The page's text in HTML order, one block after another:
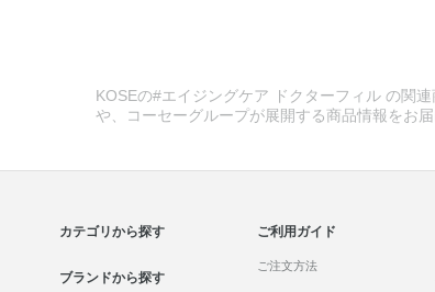
KOSEの#エイジングケア ドクターフィル の関
や、コーセーグループが展開する商品情報をお届
カテゴリから探す
ブランドから探す
ご利用ガイド
ご注文方法